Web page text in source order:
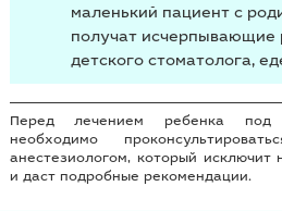
маленький пациент с
получат исчерпывающие
детского стоматолога,
Перед лечением ребенка под
необходимо
анестезиологом, который исключит
и даст подробные рекомендации.